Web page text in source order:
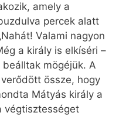
amely a
percek alatt
Valami nagyon
a király is elkíséri –
mögéjük. A
össze, hogy
Mátyás király a
végtisztességet